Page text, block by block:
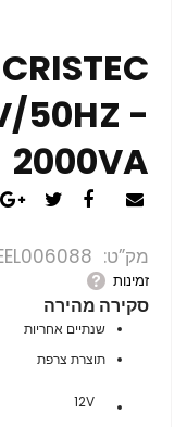
50HZ -
2000VA
מק”ט
זמינות
סקירה מהירה
שנתיים אחריות
תוצרת צרפת
12V